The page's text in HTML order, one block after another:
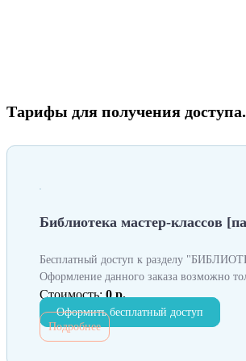
Тарифы для получения доступа.
Библиотека мастер-классов
Бесплатный доступ к разделу
Оформление данного заказа возможно
Стоимость: 0 р.
Оформить бесплатный доступ
Подробнее